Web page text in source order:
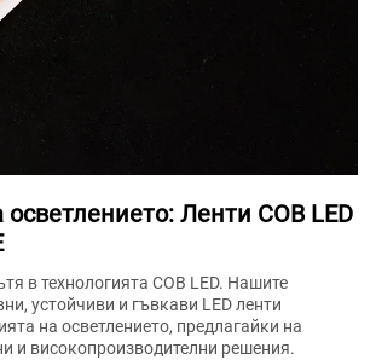
Ленти COB LED
в технологията COB LED. Нашите
устойчиви и гъвкави LED ленти
на осветлението, предлагайки на
и високопроизводителни решения.